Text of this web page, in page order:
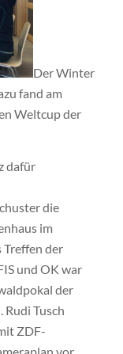
Der Winter
fand am
Weltcup der
dafür
die
im
der
und OK war
der
Tusch
ZDF-